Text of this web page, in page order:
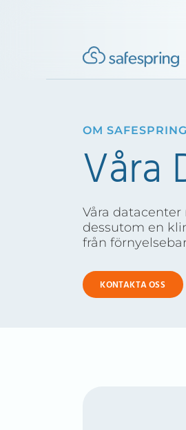
OM SAFESPRING
Våra
Våra
dessutom en
från
KONTAKTA OSS